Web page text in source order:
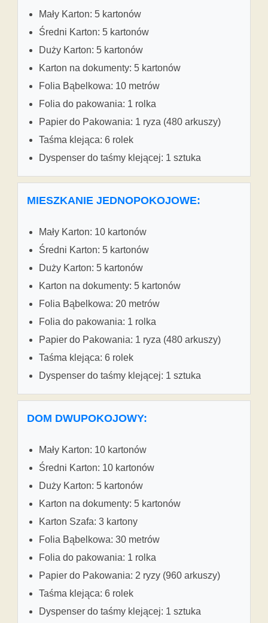
Mały Karton: 5 kartonów
Średni Karton: 5 kartonów
Duży Karton: 5 kartonów
Karton na dokumenty: 5 kartonów
Folia Bąbelkowa: 10 metrów
Folia do pakowania: 1 rolka
Papier do Pakowania: 1 ryza (480 arkuszy)
Taśma klejąca: 6 rolek
Dyspenser do taśmy klejącej: 1 sztuka
MIESZKANIE JEDNOPOKOJOWE:
Mały Karton: 10 kartonów
Średni Karton: 5 kartonów
Duży Karton: 5 kartonów
Karton na dokumenty: 5 kartonów
Folia Bąbelkowa: 20 metrów
Folia do pakowania: 1 rolka
Papier do Pakowania: 1 ryza (480 arkuszy)
Taśma klejąca: 6 rolek
Dyspenser do taśmy klejącej: 1 sztuka
DOM DWUPOKOJOWY:
Mały Karton: 10 kartonów
Średni Karton: 10 kartonów
Duży Karton: 5 kartonów
Karton na dokumenty: 5 kartonów
Karton Szafa: 3 kartony
Folia Bąbelkowa: 30 metrów
Folia do pakowania: 1 rolka
Papier do Pakowania: 2 ryzy (960 arkuszy)
Taśma klejąca: 6 rolek
Dyspenser do taśmy klejącej: 1 sztuka